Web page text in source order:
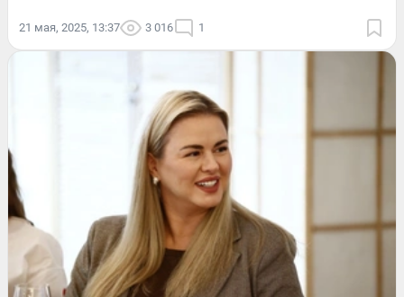
21 мая, 2025, 13:37 3 016 1